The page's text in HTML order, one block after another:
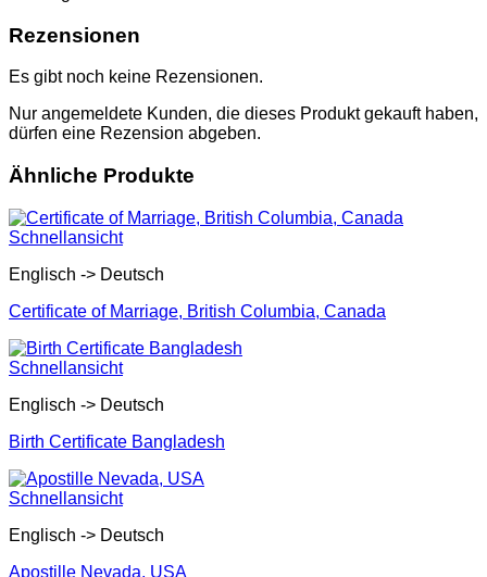
Rezensionen
Es gibt noch keine Rezensionen.
Nur angemeldete Kunden, die dieses Produkt gekauft haben,
dürfen eine Rezension abgeben.
Ähnliche Produkte
Schnellansicht
Englisch -> Deutsch
Certificate of Marriage, British Columbia, Canada
Schnellansicht
Englisch -> Deutsch
Birth Certificate Bangladesh
Schnellansicht
Englisch -> Deutsch
Apostille Nevada, USA